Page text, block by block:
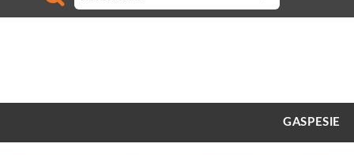
GASPESIE